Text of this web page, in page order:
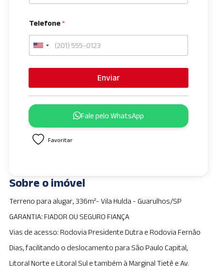
Telefone*
U
e
d
t
a
+
1
Enviar
Fale pelo WhatsApp
Favoritar
Sobre o imóvel
Terreno para alugar, 336m²- Vila Hulda - Guarulhos/SP
GARANTIA: FIADOR OU SEGURO FIANÇA
Vias de acesso: Rodovia Presidente Dutra e Rodovia Fernão
Dias, facilitando o deslocamento para São Paulo Capital,
Litoral Norte e Litoral Sul e também à Marginal Tietê e Av.